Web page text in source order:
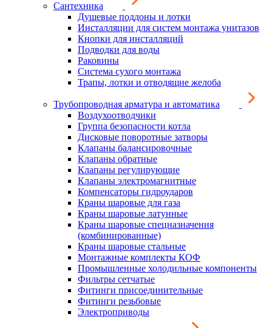
Сантехника
Душевые поддоны и лотки
Инсталляции для систем монтажа унитазов
Кнопки для инсталляций
Подводки для воды
Раковины
Система сухого монтажа
Трапы, лотки и отводящие желоба
Трубопроводная арматура и автоматика
Воздухоотводчики
Группа безопасности котла
Дисковые поворотные затворы
Клапаны балансировочные
Клапаны обратные
Клапаны регулирующие
Клапаны электромагнитные
Компенсаторы гидроударов
Краны шаровые для газа
Краны шаровые латунные
Краны шаровые спецназначения
(комбинированные)
Краны шаровые стальные
Монтажные комплекты КОФ
Промышленные холодильные компоненты
Фильтры сетчатые
Фитинги присоединительные
Фитинги резьбовые
Электроприводы